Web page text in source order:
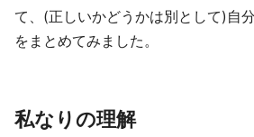
て、(正しいかどうかは別として)自
をまとめてみました。
私なりの理解